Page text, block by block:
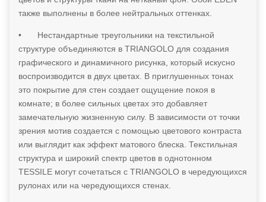
также выполнены в более нейтральных оттенках.
•
Нестандартные треугольники на текстильной
структуре объединяются в TRIANGOLO для создания
графического и динамичного рисунка, который искусно
воспроизводится в двух цветах. В приглушенных тонах
это покрытие для стен создает ощущение покоя в
комнате; в более сильных цветах это добавляет
замечательную жизненную силу. В зависимости от точки
зрения мотив создается с помощью цветового контраста
или выглядит как эффект матового блеска. Текстильная
структура и широкий спектр цветов в однотонном
TESSILE могут сочетаться с TRIANGOLO в чередующихся
рулонах или на чередующихся стенах.